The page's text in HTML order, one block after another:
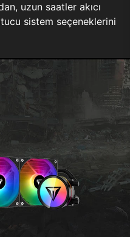
uzun saatler akıcı
sistem seçeneklerini